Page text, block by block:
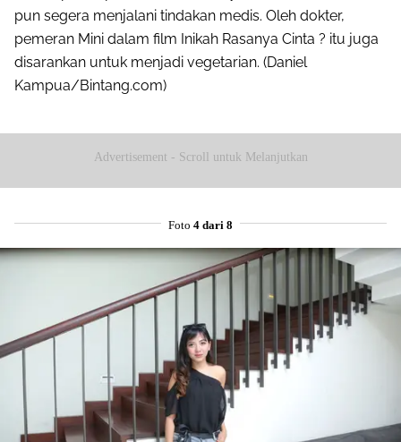
pun segera menjalani tindakan medis. Oleh dokter,
pemeran Mini dalam film Inikah Rasanya Cinta ? itu juga
disarankan untuk menjadi vegetarian. (Daniel
Kampua/Bintang.com)
Advertisement - Scroll untuk Melanjutkan
Foto 4 dari 8